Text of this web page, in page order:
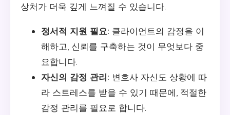
상처가 더욱 깊게 느껴질 수 있습니다.
정서적 지원 필요: 클라이언트의 감정을 이
해하고, 신뢰를 구축하는 것이 무엇보다 중
요합니다.
자신의 감정 관리: 변호사 자신도 상황에 따
라 스트레스를 받을 수 있기 때문에, 적절한
감정 관리를 필요로 합니다.